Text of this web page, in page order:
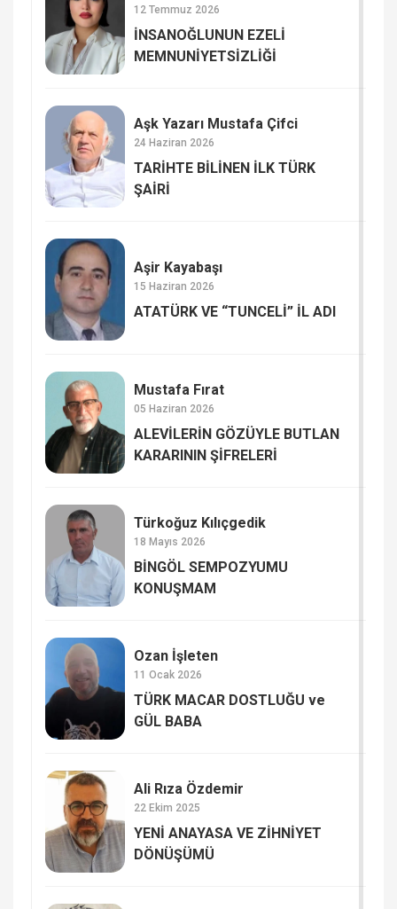
12 Temmuz 2026
İNSANOĞLUNUN EZELİ
MEMNUNİYETSİZLİĞİ
Aşk Yazarı Mustafa Çifci
24 Haziran 2026
TARİHTE BİLİNEN İLK TÜRK
ŞAİRİ
Aşir Kayabaşı
15 Haziran 2026
ATATÜRK VE “TUNCELİ” İL ADI
Mustafa Fırat
05 Haziran 2026
ALEVİLERİN GÖZÜYLE BUTLAN
KARARININ ŞİFRELERİ
Türkoğuz Kılıçgedik
18 Mayıs 2026
BİNGÖL SEMPOZYUMU
KONUŞMAM
Ozan İşleten
11 Ocak 2026
TÜRK MACAR DOSTLUĞU ve
GÜL BABA
Ali Rıza Özdemir
22 Ekim 2025
YENİ ANAYASA VE ZİHNİYET
DÖNÜŞÜMÜ